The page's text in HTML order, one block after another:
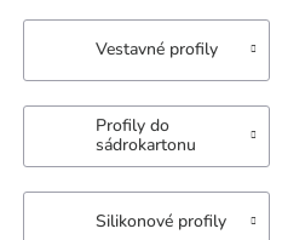
Vestavné profily
Profily do
sádrokartonu
Silikonové profily